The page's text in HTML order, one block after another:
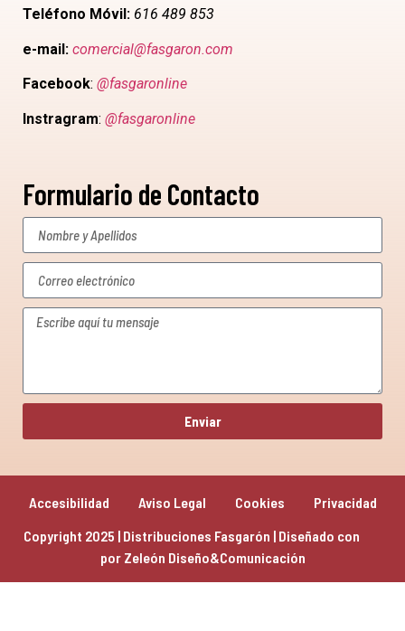
Teléfono Móvil: 616 489 853
e-mail: comercial@fasgaron.com
Facebook: @fasgaronline
Instragram: @fasgaronline
Enviar
Formulario de Contacto
Copyright 2025 | Distribuciones Fasgarón | Diseñado con
por Zeleón Diseño&Comunicación
Accesibilidad Aviso Legal Cookies Privacidad